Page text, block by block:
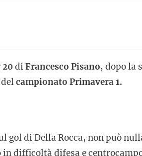
20diFrancesco Pisano, dopo la
campionato Primavera 1.
gol di Della Rocca, non può
difficoltà difesa e